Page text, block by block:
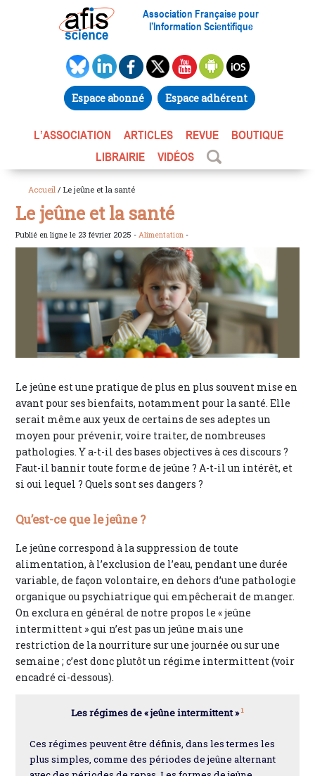
Association Française pour
l’Information Scientifique
Espace abonné Espace adhérent
L’ASSOCIATION ARTICLES REVUE
BOUTIQUE
LIBRAIRIE
VIDÉOS
Accueil / Le jeûne et la santé
Le jeûne et la santé
Publié en ligne le 23 février 2025 -Alimentation -
Le jeûne est une pratique de plus en plus souvent mise en
avant pour ses bienfaits, notamment pour la santé. Elle
serait même aux yeux de certains de ses adeptes un
moyen pour prévenir, voire traiter, de nombreuses
pathologies. Y a-t-il des bases objectives à ces discours ?
Faut-il bannir toute forme de jeûne ? A-t-il un intérêt, et
si oui lequel ? Quels sont ses dangers ?
Qu’est-ce que le jeûne ?
Le jeûne correspond à la suppression de toute
alimentation, à l’exclusion de l’eau, pendant une durée
variable, de façon volontaire, en dehors d’une pathologie
organique ou psychiatrique qui empêcherait de manger.
On exclura en général de notre propos le « jeûne
intermittent » qui n’est pas un jeûne mais une
restriction de la nourriture sur une journée ou sur une
semaine ; c’est donc plutôt un régime intermittent (voir
encadré ci-dessous).
Les régimes de « jeûne intermittent »1
Ces régimes peuvent être définis, dans les termes les
plus simples, comme des périodes de jeûne alternant